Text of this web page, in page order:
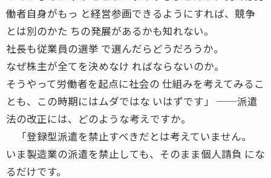
働者自身がもっ と経営参画できるようにすれば、競争
とは別のかた ちの発展があるかも知れない。
社長も従業員の選挙 で選んだらどうだろうか。
なぜ株主が全てを決めなけ ればならないのか。
そうやって労働者を起点に社会の 仕組みを考えてみるこ
とも、この時期にはムダではな いはずです」 ──派遣
法の改正には、どのような考えですか。
「登録型派遣を禁止すべきだとは考えていません。
いま製造業の派遣を禁止しても、そのまま個人請負 にな
るだけです。